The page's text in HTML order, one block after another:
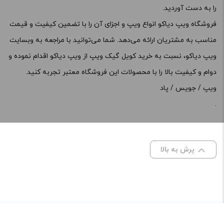
را به دست آوردید.
فروشگاه ویپ دیاکو انواع ویپ و اجزای آن را با تضمین کیفیت و قیمت
مناسب به مشتریان ارائه می‌دهد. شما می‌توانید با مراجعه به وبسایت
ویپ دیاکو، نسبت به خرید کویل گیک ویپ از ویپ دیاکو اقدام نموده و
دوام و کیفیت بالا را با محصولات این فروشگاه معتبر تجربه کنید.
ویپ / جویس / پاد
.
پرش به بالا